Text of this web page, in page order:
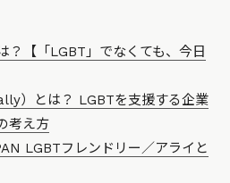
？【「LGBT」でなくても、今日
）とは？ LGBTを支援する企業
考え方
LGBTフレンドリー／アライと